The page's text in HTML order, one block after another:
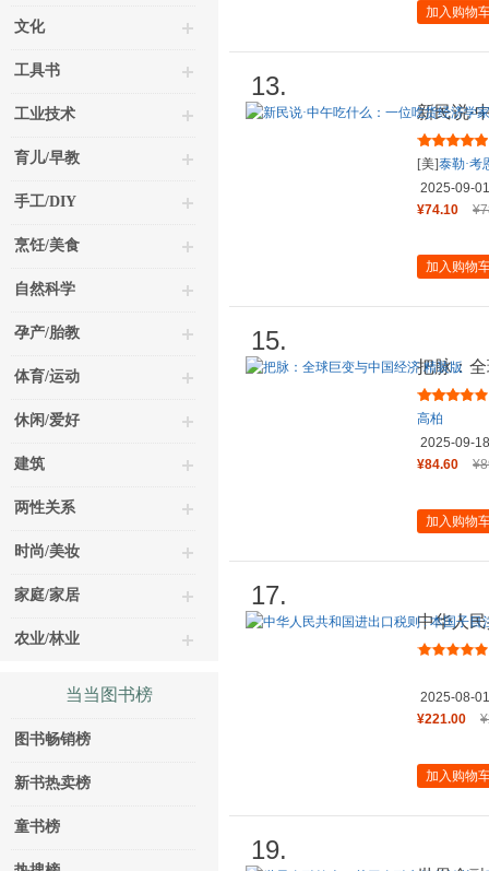
文化
工具书
工业技术
育儿/早教
手工/DIY
烹饪/美食
自然科学
孕产/胎教
体育/运动
休闲/爱好
建筑
两性关系
时尚/美妆
家庭/家居
农业/林业
当当图书榜
图书畅销榜
新书热卖榜
童书榜
加入购物
13.
新民说·
美味指南
[美]泰勒·考
2025-09-01
¥74.10
加入购物
15.
把脉：
高柏
2025-09-18
¥84.60
加入购物
17.
中华人
释 :
2025-08-01
¥221.00
加入购物
19.